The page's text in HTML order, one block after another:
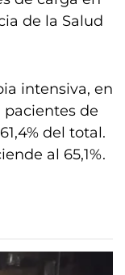
de la Salud
intensiva, en
pacientes de
del total.
al 65,1%.